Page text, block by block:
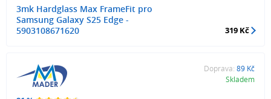
3mk Hardglass Max FrameFit pro
Samsung Galaxy S25 Edge -
5903108671620
319 Kč
Doprava: 89 Kč
Skladem